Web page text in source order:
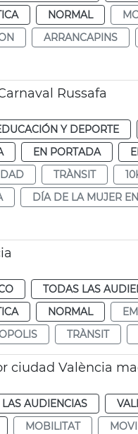
NORMAL
ARRANCAPINS
Russafa
Y DEPORTE
EN PORTADA
TRÀNSIT
DÍA DE LA MUJER
TODAS LAS
NORMAL
TRÀNSIT
ciudad València
AUDIENCIAS
MOBILITAT